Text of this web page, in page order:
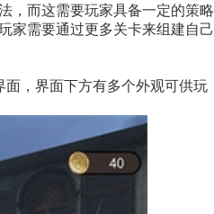
，而这需要玩家具备一定的策略
家需要通过更多关卡来组建自己
，界面下方有多个外观可供玩